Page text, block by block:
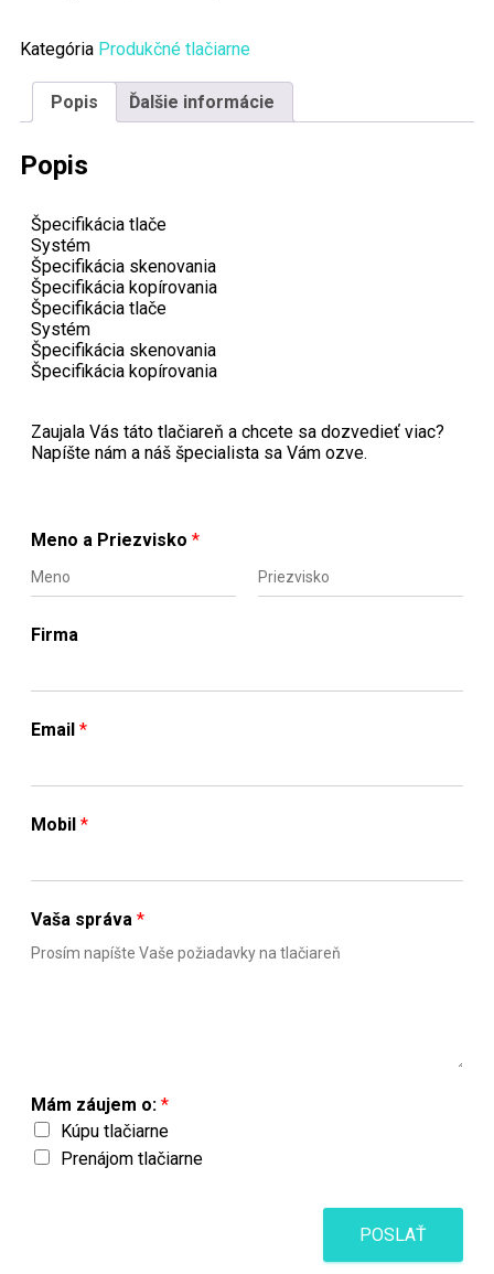
Kategória Produkčné tlačiarne
Popis Ďalšie informácie
Popis
Špecifikácia tlače
Systém
Špecifikácia skenovania
Špecifikácia kopírovania
Špecifikácia tlače
Systém
Špecifikácia skenovania
Špecifikácia kopírovania
Zaujala Vás táto tlačiareň a chcete sa dozvedieť viac?
Napíšte nám a náš špecialista sa Vám ozve.
Meno a Priezvisko *
rFirma
Email *
Mobil *
Vaša správa *
Mám záujem o: *
Kúpu tlačiarne
Prenájom tlačiarne
POSLAŤ